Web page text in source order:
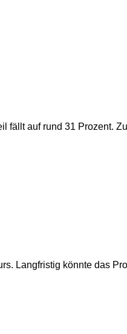
fällt auf rund 31 Prozent.
Langfristig könnte das